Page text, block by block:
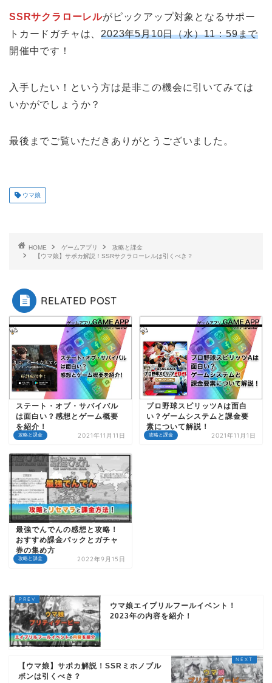
SSRサクラローレルがピックアップ対象となるサポー
トカードガチャは、2023年5月10日（水）11：59まで
開催中です！
入手したい！という方は是非この機会に引いてみては
いかがでしょうか？
最後までご覧いただきありがとうございました。
ウマ娘
HOME ゲームアプリ
攻略と課金
【ウマ娘】サポカ解説！SSRサクラローレルは引くべき？
RELATED POST
攻略と課金
ステート・オブ・サバイバル
は面白い？感想とゲーム概要
を紹介！
2021年11月11日 攻略と課金
プロ野球スピリッツAは面白
い？ゲームシステムと課金要
素について解説！
2021年11月1日
攻略と課金
最強でんでんの感想と攻略！
おすすめ課金パックとガチャ
券の集め方
2022年9月15日
ウマ娘エイプリルフールイベント！
2023年の内容を紹介！
【ウマ娘】サポカ解説！SSRミホノブル
ボンは引くべき？